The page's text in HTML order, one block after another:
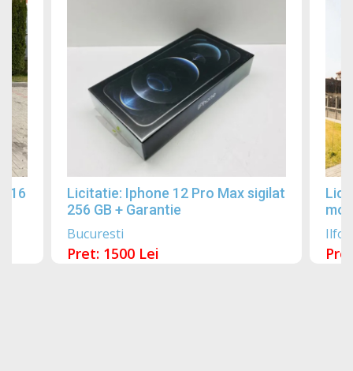
Licitatie: Iphone 12 Pro Max sigilat
256 GB + Garantie
Bucuresti
Pret: 1500 Lei
Ilfov